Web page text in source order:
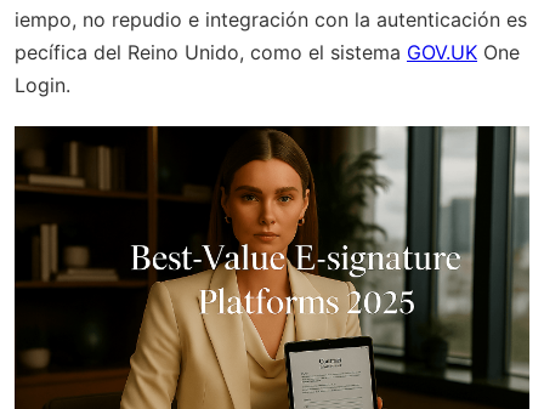
iempo, no repudio e integración con la autenticación es
pecífica del Reino Unido, como el sistema GOV.UK One
Login.